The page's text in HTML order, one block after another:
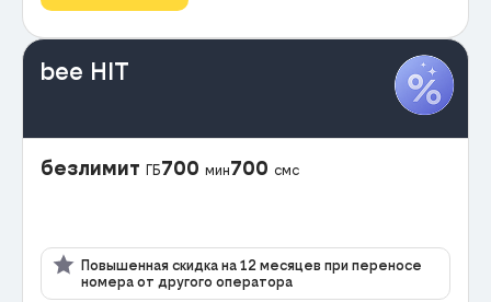
bee HIT
безлимит ГБ700 мин700 смс
Повышенная скидка на 12 месяцев при переносе
номера от другого оператора